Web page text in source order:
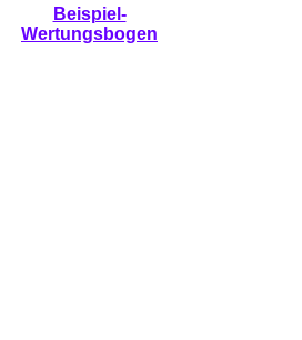
Beispiel-
Wertungsbogen